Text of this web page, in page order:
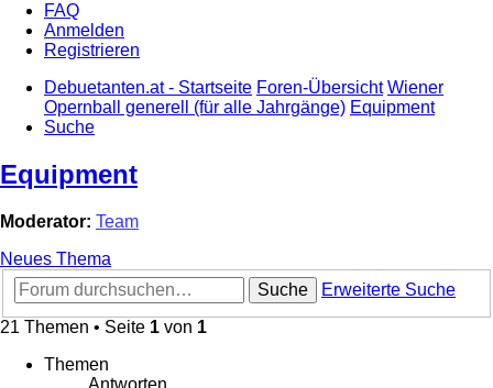
FAQ
Anmelden
Registrieren
Debuetanten.at - Startseite Foren-Übersicht Wiener
Opernball generell (für alle Jahrgänge) Equipment
Suche
Equipment
Moderator: Team
Neues Thema
Suche
Erweiterte Suche
21 Themen • Seite 1 von 1
Themen
Antworten